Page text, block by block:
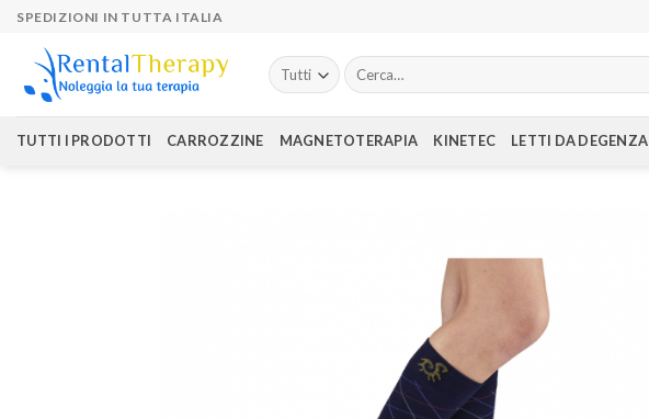
Skip
content
SPEDIZIONI IN TUTTA ITALIA
Cerca:
TUTTI I PRODOTTI CARROZZINE MAGNETOTERAPIA KINETEC LETTI DA DEGENZA